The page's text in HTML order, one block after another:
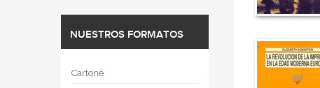
NUESTROS FORMATOS
Cartoné